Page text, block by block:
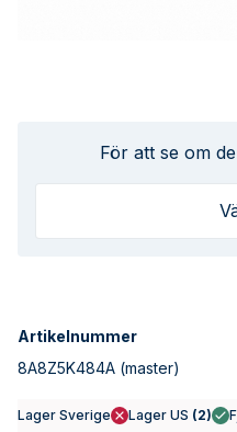
För att se om
Artikelnummer
8A8Z5K484A (master)
Lager Sverige Lager US (2)